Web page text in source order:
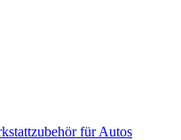
für Autos